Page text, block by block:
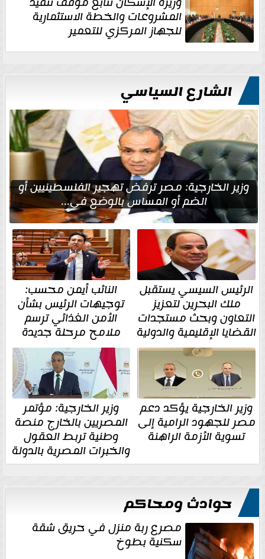
المشروعات والخطة الاستثمارية
للجهاز المركزي للتعمير
الشارع السياسي
وزير الخارجية: مصر ترفض تهجير الفلسطينيين أو
الضم أو المساس بالوضع في...
الرئيس السيسي يستقبل
ملك البحرين لتعزيز
التعاون وبحث مستجدات
القضايا الإقليمية والدولية
النائب أيمن محسب:
توجيهات الرئيس بشأن
الأمن الغذائي ترسم
ملامح مرحلة جديدة
وزير الخارجية يؤكد دعم
مصر للجهود الرامية إلى
تسوية الأزمة الراهنة
وزير الخارجية: مؤتمر
المصريين بالخارج منصة
وطنية تربط العقول
والخبرات المصرية بالدولة
حوادث ومحاكم
مصرع ربة منزل في حريق شقة
سكنية بطوخ